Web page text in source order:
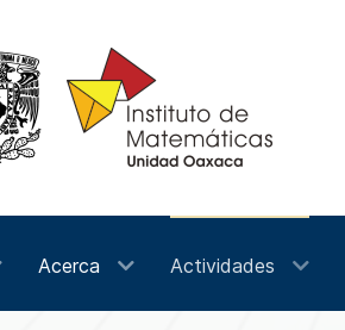
Acerca Actividades